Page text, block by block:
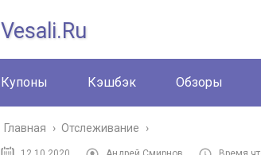
Vesali.ru
Купоны Кэшбэк Обзоры
Главная › Отслеживание ›